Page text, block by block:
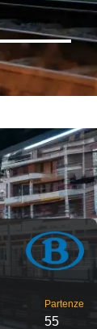
Partenze
55